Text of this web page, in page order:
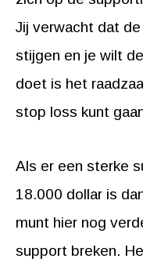
Jij verwacht dat
stijgen en je wilt
doet is het
stop loss kunt
Als er een sterke
18.000 dollar is
munt hier nog
support breken.